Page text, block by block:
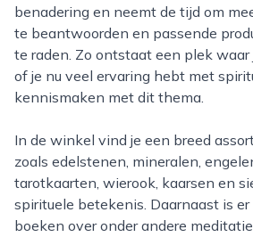
benadering en neemt de tijd om
te beantwoorden en passende
te raden. Zo ontstaat een plek
of je nu veel ervaring hebt met
kennismaken met dit thema.
In de winkel vind je een breed assortiment artikelen
zoals edelstenen, mineralen,
tarotkaarten, wierook, kaarsen en
spirituele betekenis. Daarnaast is
boeken over onder andere